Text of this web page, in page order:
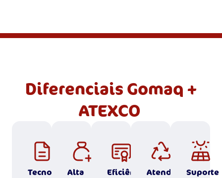
Diferenciais Gomaq +
ATEXCO
Tecnologia industrial
Alta
Eficiência AtendimentoSuporte